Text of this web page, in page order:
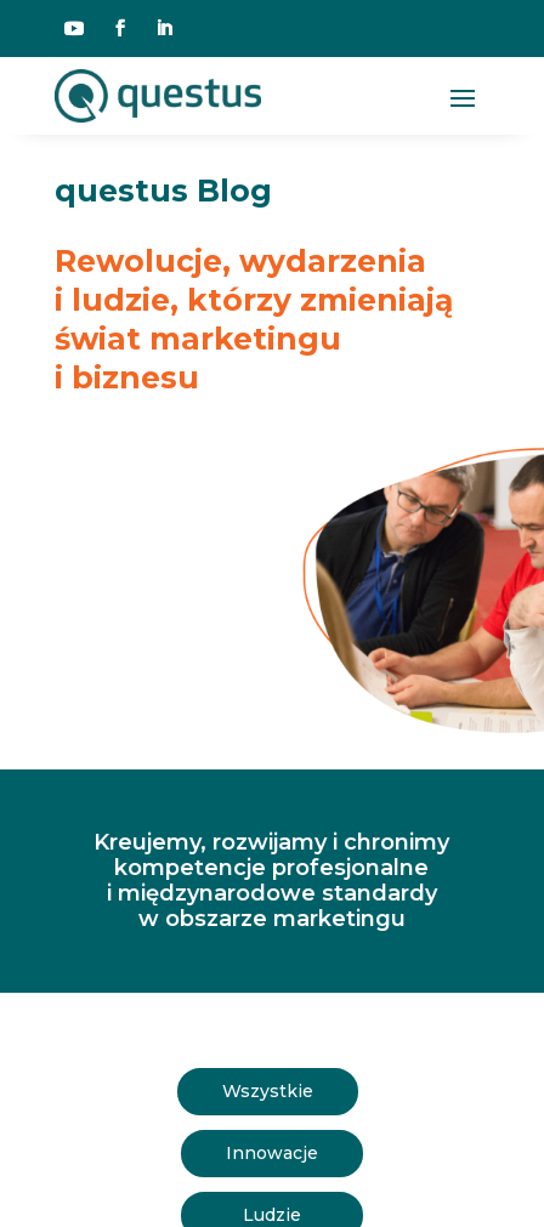
questus Blog
Rewolucje, wydarzenia
i ludzie, którzy zmieniają
świat marketingu
i biznesu
Kreujemy, rozwijamy i chronimy
kompetencje profesjonalne
i międzynarodowe standardy
w obszarze marketingu
Wszystkie
Innowacje
Ludzie